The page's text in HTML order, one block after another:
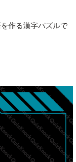
作る漢字パズルで